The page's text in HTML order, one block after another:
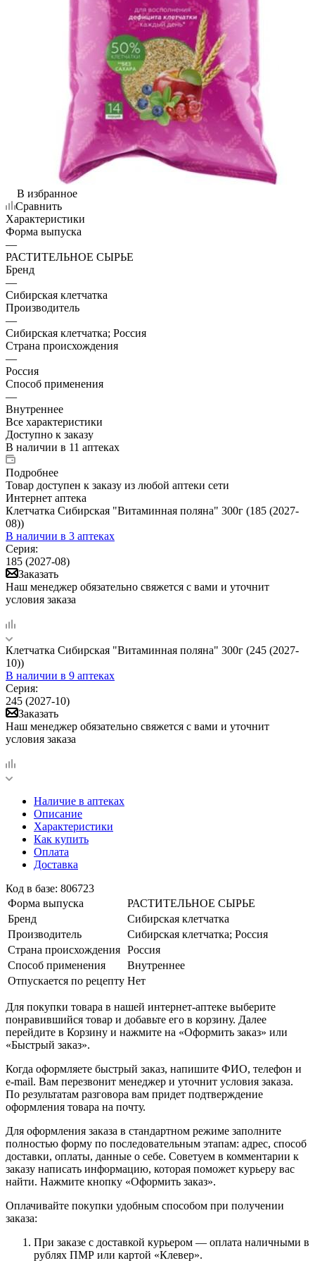
В избранное
Сравнить
Характеристики
Форма выпуска
—
РАСТИТЕЛЬНОЕ СЫРЬЕ
Бренд
—
Сибирская клетчатка
Производитель
—
Сибирская клетчатка; Россия
Страна происхождения
—
Россия
Способ применения
—
Внутреннее
Все характеристики
Доступно к заказу
В наличии в 11 аптеках
Подробнее
Товар доступен к заказу из любой аптеки сети
Интернет аптека
Клетчатка Сибирская "Витаминная поляна" 300г (185 (2027-
08))
В наличии в 3 аптеках
Серия:
185 (2027-08)
Заказать
Наш менеджер обязательно свяжется с вами и уточнит
условия заказа
Клетчатка Сибирская "Витаминная поляна" 300г (245 (2027-
10))
В наличии в 9 аптеках
Серия:
245 (2027-10)
Заказать
Наш менеджер обязательно свяжется с вами и уточнит
условия заказа
Наличие в аптеках
Описание
Характеристики
Как купить
Оплата
Доставка
Код в базе: 806723
Форма выпуска
РАСТИТЕЛЬНОЕ СЫРЬЕ
Бренд
Сибирская клетчатка
Производитель
Сибирская клетчатка; Россия
Страна происхождения Россия
Способ применения
Внутреннее
Отпускается по рецепту Нет
Для покупки товара в нашей интернет-аптеке выберите
понравившийся товар и добавьте его в корзину. Далее
перейдите в Корзину и нажмите на «Оформить заказ» или
«Быстрый заказ».
Когда оформляете быстрый заказ, напишите ФИО, телефон и
e-mail. Вам перезвонит менеджер и уточнит условия заказа.
По результатам разговора вам придет подтверждение
оформления товара на почту.
Для оформления заказа в стандартном режиме заполните
полностью форму по последовательным этапам: адрес, способ
доставки, оплаты, данные о себе. Советуем в комментарии к
заказу написать информацию, которая поможет курьеру вас
найти. Нажмите кнопку «Оформить заказ».
Оплачивайте покупки удобным способом при получении
заказа:
При заказе с доставкой курьером — оплата наличными в
рублях ПМР или картой «Клевер».